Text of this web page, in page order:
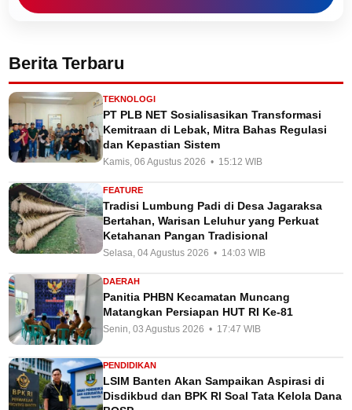
Berita Terbaru
TEKNOLOGI
PT PLB NET Sosialisasikan Transformasi
Kemitraan di Lebak, Mitra Bahas Regulasi
dan Kepastian Sistem
Kamis, 06 Agustus 2026 • 15:12 WIB
FEATURE
Tradisi Lumbung Padi di Desa Jagaraksa
Bertahan, Warisan Leluhur yang Perkuat
Ketahanan Pangan Tradisional
Selasa, 04 Agustus 2026 • 14:03 WIB
DAERAH
Panitia PHBN Kecamatan Muncang
Matangkan Persiapan HUT RI Ke-81
Senin, 03 Agustus 2026 • 17:47 WIB
PENDIDIKAN
LSIM Banten Akan Sampaikan Aspirasi di
Disdikbud dan BPK RI Soal Tata Kelola Dana